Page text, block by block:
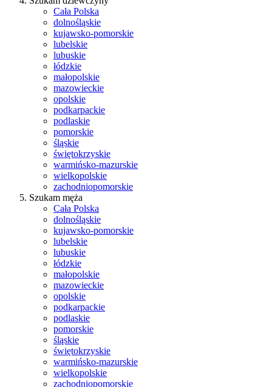
Cała Polska
dolnośląskie
kujawsko-pomorskie
lubelskie
lubuskie
łódzkie
małopolskie
mazowieckie
opolskie
podkarpackie
podlaskie
pomorskie
śląskie
świętokrzyskie
warmińsko-mazurskie
wielkopolskie
zachodniopomorskie
Szukam męża
Cała Polska
dolnośląskie
kujawsko-pomorskie
lubelskie
lubuskie
łódzkie
małopolskie
mazowieckie
opolskie
podkarpackie
podlaskie
pomorskie
śląskie
świętokrzyskie
warmińsko-mazurskie
wielkopolskie
zachodniopomorskie